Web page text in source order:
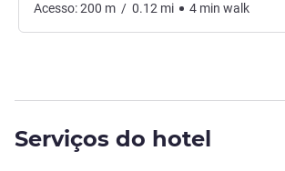
Acesso:200 m / 0.12 mi 4 min walk
Serviços do hotel